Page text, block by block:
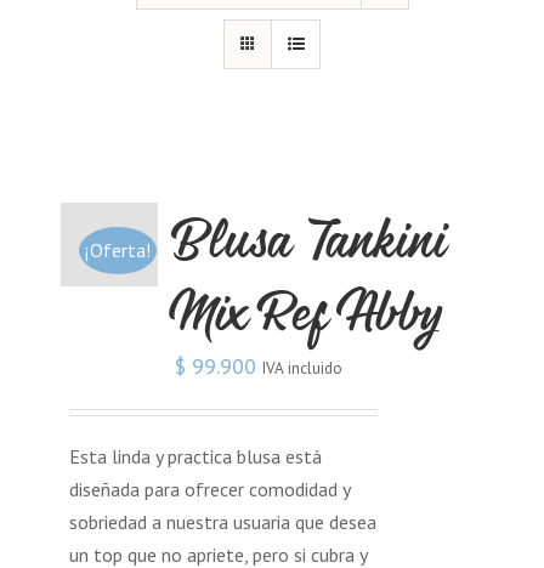
¡Oferta!
Blusa Tankini
Mix Ref Abby
$ 99.900 IVA incluido
Esta linda y practica blusa está
diseñada para ofrecer comodidad y
sobriedad a nuestra usuaria que desea
un top que no apriete, pero si cubra y